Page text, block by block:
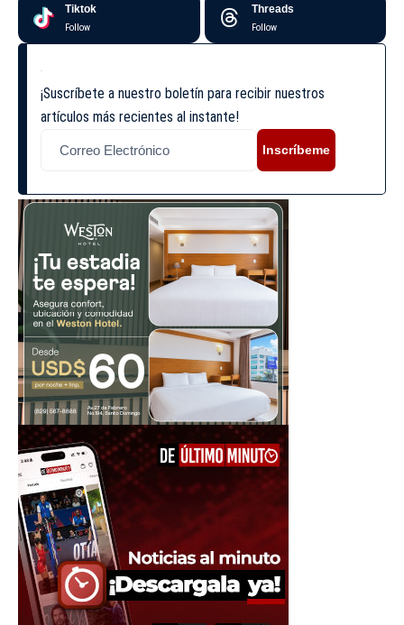
Tiktok
Follow
Threads
Follow
¡Suscríbete a nuestro boletín para recibir nuestros
artículos más recientes al instante!
Inscríbeme